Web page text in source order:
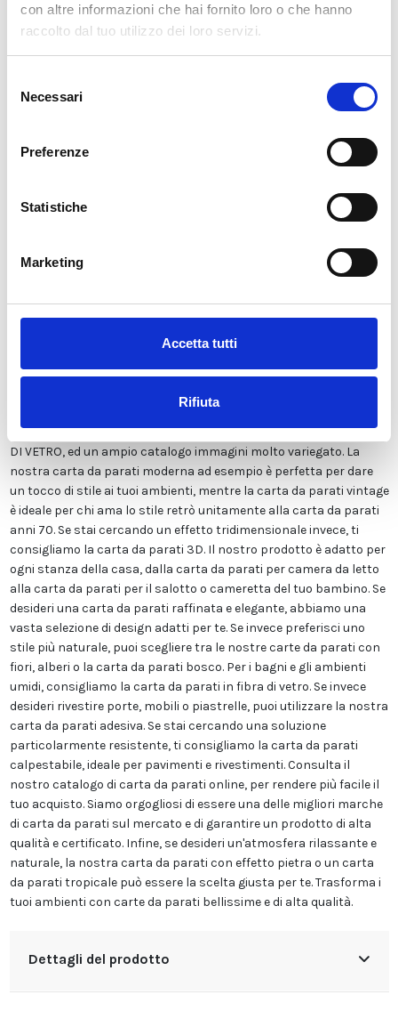
con altre informazioni che hai fornito loro o che hanno
raccolto dal tuo utilizzo dei loro servizi.
delNecessari
Preferenze
Statistiche
Marketing
Accetta tutti
Rifiuta
investimenti in nuove tecnologie made in Italy. Produciamo la
nostra carta da parati esclusivamente in Italia per garantirne
style e nei colori GRATUITAMENTE dai nostri designer e adatta ad
sostanze chimiche pericolose. Inoltre, possiede le certificazioni
di finiture tra cui LISCIA CLASSICA, TELA CANVAS, ADESIVA o FIBRA
DI VETRO, ed un ampio catalogo immagini molto variegato. La
nostra carta da parati moderna ad esempio è perfetta per dare
un tocco di stile ai tuoi ambienti, mentre la carta da parati vintage
è ideale per chi ama lo stile retrò unitamente alla carta da parati
anni 70. Se stai cercando un effetto tridimensionale invece, ti
consigliamo la carta da parati 3D. Il nostro prodotto è adatto per
ogni stanza della casa, dalla carta da parati per camera da letto
alla carta da parati per il salotto o cameretta del tuo bambino. Se
desideri una carta da parati raffinata e elegante, abbiamo una
vasta selezione di design adatti per te. Se invece preferisci uno
stile più naturale, puoi scegliere tra le nostre carte da parati con
fiori, alberi o la carta da parati bosco. Per i bagni e gli ambienti
umidi, consigliamo la carta da parati in fibra di vetro. Se invece
desideri rivestire porte, mobili o piastrelle, puoi utilizzare la nostra
carta da parati adesiva. Se stai cercando una soluzione
particolarmente resistente, ti consigliamo la carta da parati
calpestabile, ideale per pavimenti e rivestimenti. Consulta il
nostro catalogo di carta da parati online, per rendere più facile il
tuo acquisto. Siamo orgogliosi di essere una delle migliori marche
di carta da parati sul mercato e di garantire un prodotto di alta
qualità e certificato. Infine, se desideri un'atmosfera rilassante e
naturale, la nostra carta da parati con effetto pietra o un carta
da parati tropicale può essere la scelta giusta per te. Trasforma i
tuoi ambienti con carte da parati bellissime e di alta qualità.
Dettagli del prodotto